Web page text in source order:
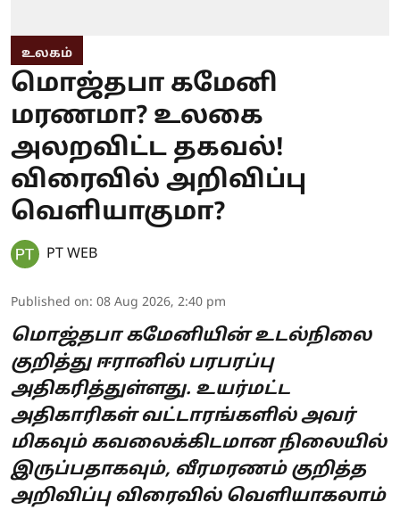
உலகம்
மொஜ்தபா கமேனி
மரணமா? உலகை
அலறவிட்ட தகவல்!
விரைவில் அறிவிப்பு
வெளியாகுமா?
PT WEB
Published on: 08 Aug 2026, 2:40 pm
மொஜ்தபா கமேனியின் உடல்நிலை
குறித்து ஈரானில் பரபரப்பு
அதிகரித்துள்ளது. உயர்மட்ட
அதிகாரிகள் வட்டாரங்களில் அவர்
மிகவும் கவலைக்கிடமான நிலையில்
இருப்பதாகவும், வீரமரணம் குறித்த
அறிவிப்பு விரைவில் வெளியாகலாம்